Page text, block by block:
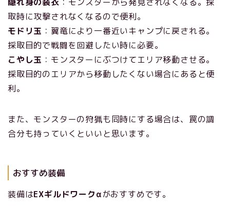
取時に攻撃されなくなるので便利。
モドリ玉 ：翼竜により一番近いキャンプに戻される。
採取目的で戦闘を回避したい時に必要。
こやし玉 ：モンスターにぶつけてエリア移動させる。
採取目的のエリアから移動したくない場合にあると便
利。
また、モンスターの狩猟も同時にする場合は、罠の調
合分も持っていくといいと思います。
おすすめ装備
装備はEXギルドワークαがおすすめです。